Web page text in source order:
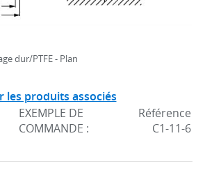
dur/PTFE - Plan
les produits associés
EXEMPLE DE
COMMANDE :
Référence
C1-11-6